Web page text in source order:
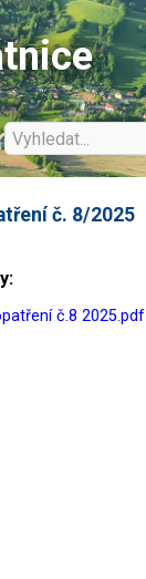
č. 8/2025
č.8 2025.pdf